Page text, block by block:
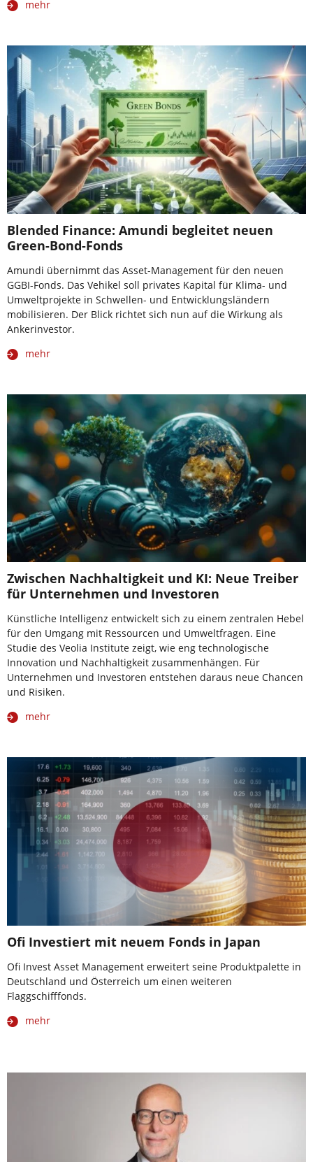
mehr
Blended Finance: Amundi begleitet neuen
Green-Bond-Fonds
Amundi übernimmt das Asset-Management für den neuen
GGBI-Fonds. Das Vehikel soll privates Kapital für Klima- und
Umweltprojekte in Schwellen- und Entwicklungsländern
mobilisieren. Der Blick richtet sich nun auf die Wirkung als
Ankerinvestor.
mehr
Zwischen Nachhaltigkeit und KI: Neue Treiber
für Unternehmen und Investoren
Künstliche Intelligenz entwickelt sich zu einem zentralen Hebel
für den Umgang mit Ressourcen und Umweltfragen. Eine
Studie des Veolia Institute zeigt, wie eng technologische
Innovation und Nachhaltigkeit zusammenhängen. Für
Unternehmen und Investoren entstehen daraus neue Chancen
und Risiken.
mehr
Ofi Investiert mit neuem Fonds in Japan
Ofi Invest Asset Management erweitert seine Produktpalette in
Deutschland und Österreich um einen weiteren
Flaggschifffonds.
mehr